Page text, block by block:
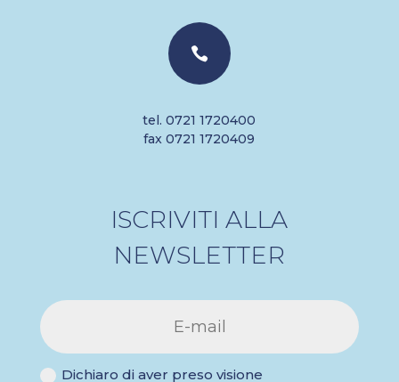

tel. 0721 1720400
fax 0721 1720409
ISCRIVITI ALLA
NEWSLETTER
Dichiaro di aver preso visione